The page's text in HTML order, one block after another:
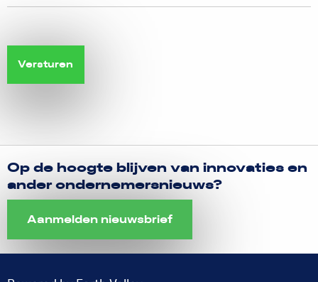
Op de hoogte blijven van innovaties en
ander ondernemersnieuws?
Aanmelden nieuwsbrief